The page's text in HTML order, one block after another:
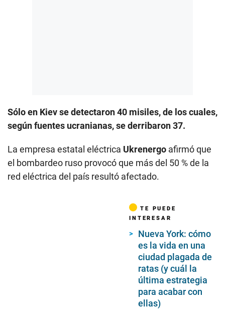
Sólo en Kiev se detectaron 40 misiles, de los cuales,
según fuentes ucranianas, se derribaron 37.
La empresa estatal eléctrica Ukrenergo afirmó que
el bombardeo ruso provocó que más del 50 % de la
red eléctrica del país resultó afectado.
TE PUEDE
INTERESAR
Nueva York: cómo
es la vida en una
ciudad plagada de
ratas (y cuál la
última estrategia
para acabar con
ellas)